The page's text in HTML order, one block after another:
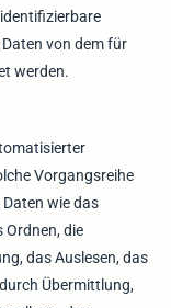
von dem für
werden.
Vorgangsreihe
wie das
Ordnen, die
das Auslesen, das
Übermittlung,